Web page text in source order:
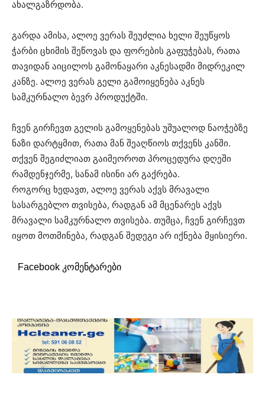
ახალგაზრდობა.
გარდა ამისა, ალოე ვერას შეუძლია ხელი შეუწყოს
ჭარბი ცხიმის შეწოვას და ფორების გაფუჭებას, რათა
თავიდან აიცილოს გამონაყარი აკნესადმი მიდრეკილ
კანზე. ალოე ვერას გელი გამოიყენება აკნეს
სამკურნალო ბევრ პროდუქტში.
ჩვენ გირჩევთ გელის გამოყენებას უშუალოდ ნაოჭებზე
ნაზი დარტყმით, რათა მან შეაღწიოს თქვენს კანში.
თქვენ შეგიძლიათ გაიმეოროთ პროცედურა დღეში
რამდენჯერმე, სანამ ისინი არ გაქრება.
როგორც ხედავთ, ალოე ვერას აქვს მრავალი
სასარგებლო თვისება, რადგან ამ მცენარეს აქვს
მრავალი სამკურნალო თვისება. თუმცა, ჩვენ გირჩევთ
იყოთ მოთმინება, რადგან შედეგი არ იქნება მყისიერი.
Facebook კომენტარები